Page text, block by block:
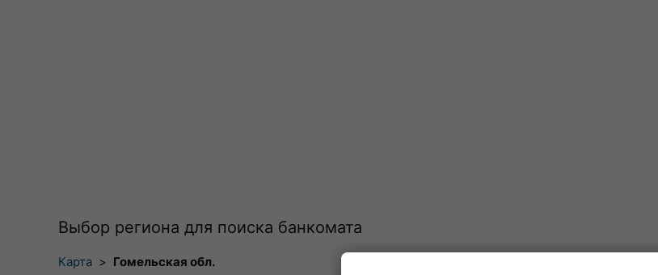
Выбор региона для поиска банкомата
Карта > Гомельская обл.